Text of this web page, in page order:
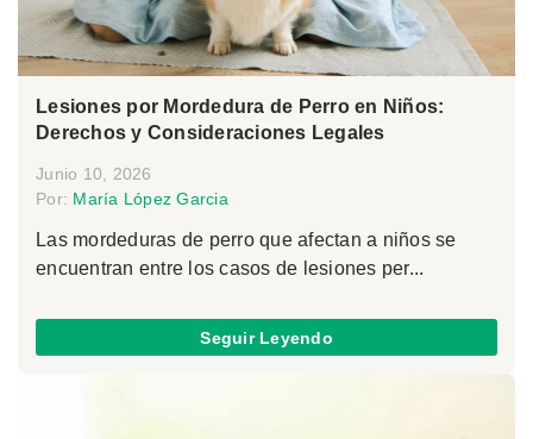
Lesiones por Mordedura de Perro en Niños:
Derechos y Consideraciones Legales
Junio 10, 2026
Por: María López Garcia
Las mordeduras de perro que afectan a niños se
encuentran entre los casos de lesiones per...
Seguir Leyendo